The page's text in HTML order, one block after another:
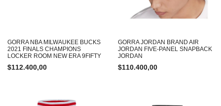
GORRA NBA MILWAUKEE BUCKS
2021 FINALS CHAMPIONS
LOCKER ROOM NEW ERA 9FIFTY
$112.400,00
GORRA JORDAN BRAND AIR
JORDAN FIVE-PANEL SNAPBACK
JORDAN
$110.400,00